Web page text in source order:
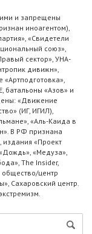
и запрещены
иноагентом),
«Свидетели
союз»,
сектор», УНА-
дивижн»,
батальоны «Азов» и
«Движение
(ИГ, ИГИЛ),
«Аль-Каида в
В РФ признана
издания «Проект
«Медуза»,
The Insider,
центр
Сахаровский центр.